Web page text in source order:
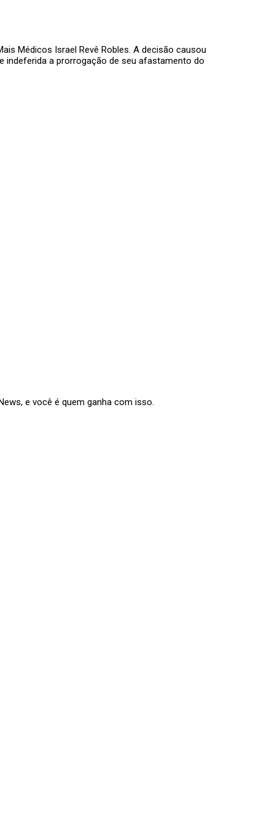
Médicos Israel Revê Robles. A decisão causou
indeferida a prorrogação de seu afastamento do
e você é quem ganha com isso.